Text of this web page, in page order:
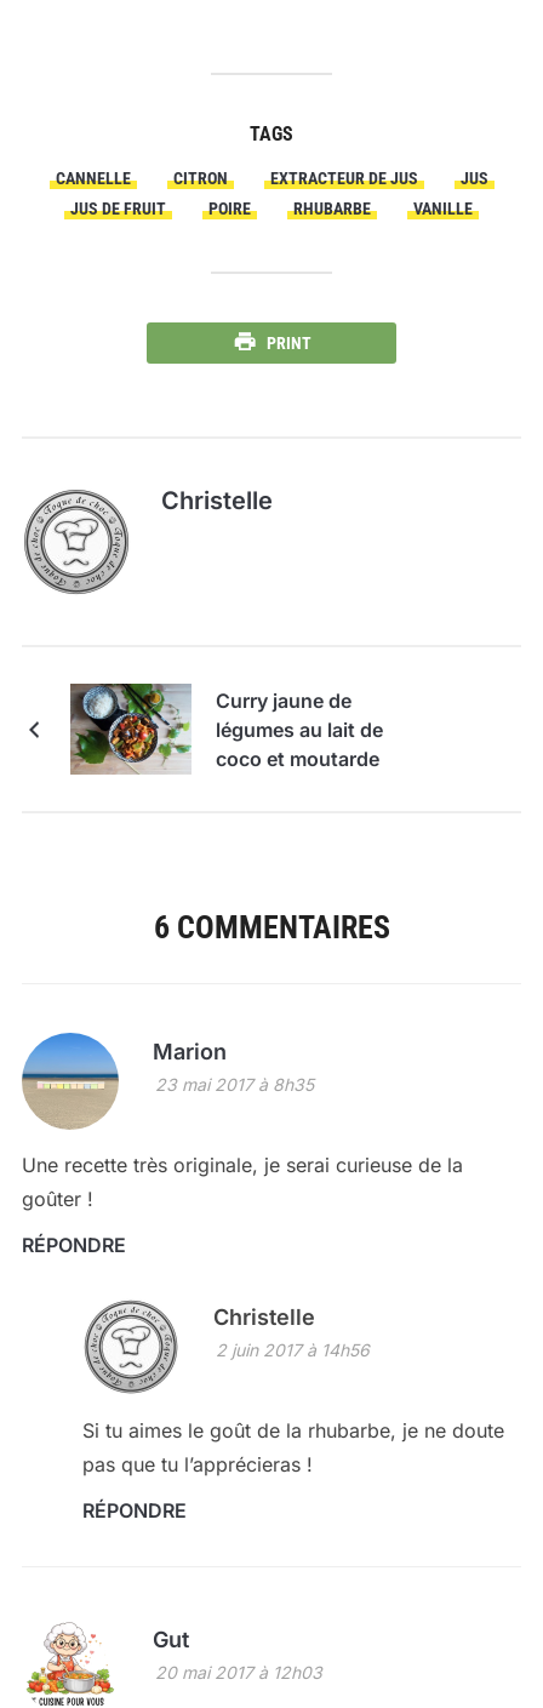
TAGS
CANNELLE CITRON EXTRACTEUR DE JUS
JUS
JUS DE FRUIT
POIRE RHUBARBE VANILLE
PRINT
Christelle
Curry jaune de
légumes au lait de
coco et moutarde
6 COMMENTAIRES
Marion
23 mai 2017 à 8h35
Une recette très originale, je serai curieuse de la
goûter !
RÉPONDRE
Christelle
2 juin 2017 à 14h56
Si tu aimes le goût de la rhubarbe, je ne doute
pas que tu l’apprécieras !
RÉPONDRE
Gut
20 mai 2017 à 12h03